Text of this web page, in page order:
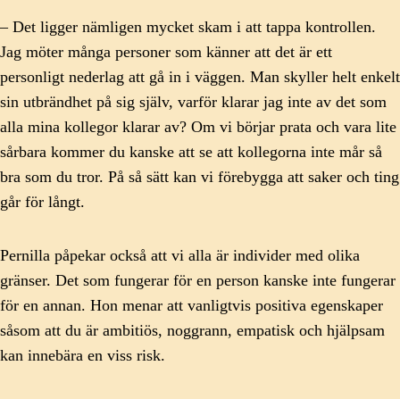
– Det ligger nämligen mycket skam i att tappa kontrollen.
Jag möter många personer som känner att det är ett
personligt nederlag att gå in i väggen. Man skyller helt enkelt
sin utbrändhet på sig själv, varför klarar jag inte av det som
alla mina kollegor klarar av? Om vi börjar prata och vara lite
sårbara kommer du kanske att se att kollegorna inte mår så
bra som du tror. På så sätt kan vi förebygga att saker och ting
går för långt.
Pernilla påpekar också att vi alla är individer med olika
gränser. Det som fungerar för en person kanske inte fungerar
för en annan. Hon menar att vanligtvis positiva egenskaper
såsom att du är ambitiös, noggrann, empatisk och hjälpsam
kan innebära en viss risk.